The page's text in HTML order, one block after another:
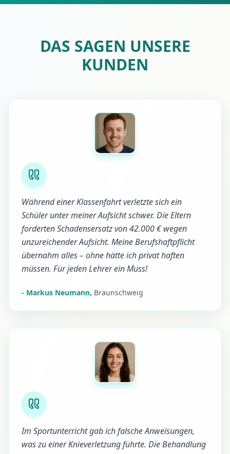
DAS SAGEN UNSERE
KUNDEN
Während einer Klassenfahrt verletzte sich ein
Schüler unter meiner Aufsicht schwer. Die Eltern
forderten Schadensersatz von 42.000 € wegen
unzureichender Aufsicht. Meine Berufshaftpflicht
übernahm alles – ohne hätte ich privat haften
müssen. Für jeden Lehrer ein Muss!
- Markus Neumann, Braunschweig
Im Sportunterricht gab ich falsche Anweisungen,
was zu einer Knieverletzung führte. Die Behandlung